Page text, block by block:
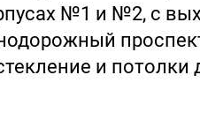
№1 и №2, с
и потолки